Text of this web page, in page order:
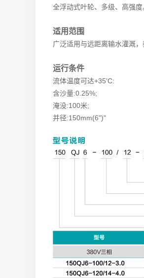
全浮动式叶轮、多级、高强度
适用范围
广泛适用与远距离输水灌溉
运行条件
流体温度可达+35'C:
含沙量:0.25%;
淹没:100米;
并径:150mm(6")"